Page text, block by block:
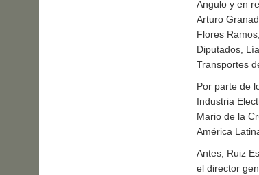
Angulo y en
Arturo
Flores
Diputados,
Transportes
Por parte de
Industria
Mario de la
América
Antes, Ruiz
el director